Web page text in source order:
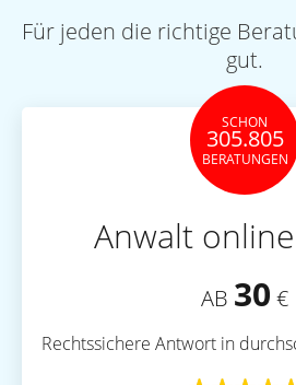
Für jeden die richtige
gut.
SCHON
305.805
BERATUNGEN
Anwalt
AB 30 €
Rechtssichere Antwort in